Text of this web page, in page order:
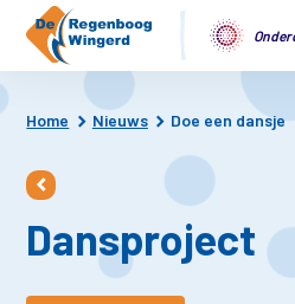
Home Nieuws Doe een dansje
Dansproject